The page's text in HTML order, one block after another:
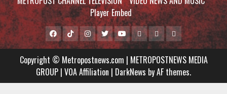
Player Embed
Facebook
Tiktok
Metropostnews
Media
Group
Instagram
TwitterYoutubeMCTVVIDEO
NEWS
AND
MUSIC
Player
Embed
Copyright © Metropostnews.com | METROPOSTNEWS MEDIA
GROUP | VOA Affiliation | DarkNews by AF themes.